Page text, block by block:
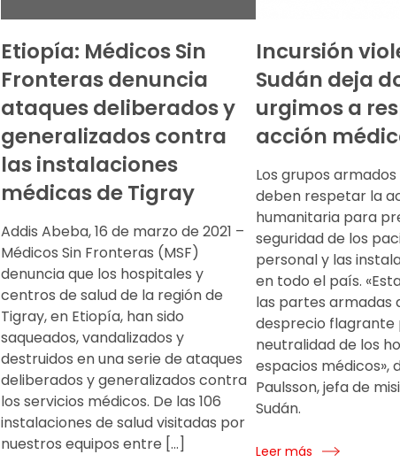
Etiopía: Médicos Sin
Fronteras denuncia
ataques deliberados y
generalizados contra
las instalaciones
médicas de Tigray
Addis Abeba, 16 de marzo de 2021 –
Médicos Sin Fronteras (MSF)
denuncia que los hospitales y
centros de salud de la región de
Tigray, en Etiopía, han sido
saqueados, vandalizados y
destruidos en una serie de ataques
deliberados y generalizados contra
los servicios médicos. De las 106
instalaciones de salud visitadas por
nuestros equipos entre […]
Incursión
Sudán deja
urgimos a
acción
Los grupos armados
deben respetar la
humanitaria para
seguridad de los
personal y las
en todo el país.
las partes armadas
desprecio flagrante
neutralidad de los
espacios médicos»,
Paulsson, jefa de
Sudán.
Leer más